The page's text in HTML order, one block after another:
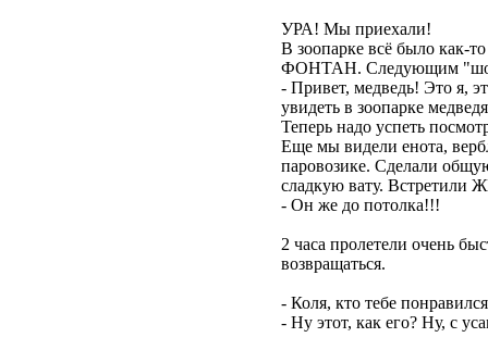
УРА! Мы приехали!
В зоопарке всё было как-
ФОНТАН. Следующим
- Привет, медведь! Это я,
увидеть в зоопарке
Теперь надо успеть
Еще мы видели енота,
паровозике. Сделали
сладкую вату.
- Он же до потолка!!!
2 часа пролетели очень
возвращаться.
- Коля, кто тебе
- Ну этот, как его? Ну, с